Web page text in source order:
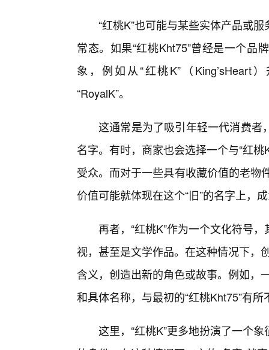
“红桃K”也可能与某些实体产品或
常态。如果“红桃Kht75”曾经是一个品
象，例如从“红桃K”（King’sHeart
“RoyalK”。
这通常是为了吸引年轻一代消费者
名字。有时，商家也会选择一个与“红
受众。而对于一些具有收藏价值的老物
价值可能就体现在这个“旧”的名字上，
再者，“红桃K”作为一个文化符号
视，甚至是文学作品。在这种情况下，
含义，创造出新的角色或故事。例如，
和具体名称，与最初的“红桃Kht75”有所
这里，“红桃K”更多地扮演了一个